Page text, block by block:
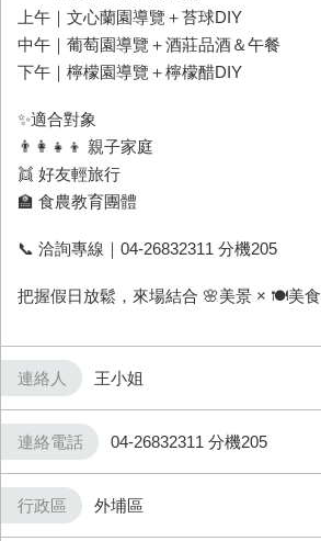
上午｜文心蘭園導覽＋苔球DIY
中午｜葡萄園導覽＋酒莊品酒＆午餐
下午｜檸檬園導覽＋檸檬醋DIY
✨適合對象
👨‍👩‍👧‍👦 親子家庭
👯 好友輕旅行
🏫 食農教育團體
📞 洽詢專線｜ 04-26832311 分機205
把握假日放鬆，來場結合 🌸美景 × 🍽美食
連絡人 王小姐
連絡電話 04-26832311 分機205
行政區 外埔區